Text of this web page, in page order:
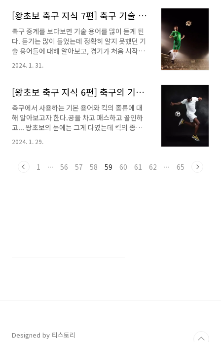
(Offside trap)오프사..
익? 한~~~~~동안 잊...잊지는 말고 그냥 묵혀둔
주식이라 생각하자! ㅎ 블로그는 12월 12일에 시
작했고, 애드센스는 1월 19일에 신청을 했다. 그
때 포스팅은 26개였다. 21일 정책위반 메일이 왔
고 23일 최종 승인 메일을 받았다. 결과가 2주~
한 달이 걸릴 수 있다고 해서 기다리자 했는데 이
애드센스 정책센터를 차근차근 ..
[왕초보 축구 지식 7편] 축구 기술 용어와 경기 시작, 재개 방법은?
축구 중계를 보다보면 기술 용어를 많이 듣게 된
다. 듣기는 많이 들었는데 정확히 알지 못했던 기
술 용어들에 대해 알아보고, 경기가 처음 시작될
에 대해서도 알아보자.[왕초보 축구 지식 7편] 축
작 및 재개될 때의 킥과 스로인- 킥 오프 (kick
off) - 골킥 (goal kick)- 코너킥 (corner kick)
- 스로인 (Throw in)축구 기술 용어- 리프팅
(Lifting) - 트래핑 (trapping)- 드리블
(dribble) - 헤딩 (heading)- 태클 (tackle) - 스
루 패스 (through pass)- 피드 패스 (feed
2024. 1. 31.
[왕초보 축구 지식 6편] 축구의 기본 용어와 다양한 킥의 종류
축구에서 사용하는 기본 용어와 킥의 종류에 대
해 알아보고자 한다.공을 차고 패스하고 골인하
고... 왕초보의 눈에는 그게 다였는데 킥의 종류가
무지에서 벗어나보자. Let's go! [왕초보 축구
축구의 기본 용어- 킥오프 (kick off)- 볼 인&아
2024. 1. 29.
1 ··· 56 57 58 59 60 61 62 ··· 65
Designed by 티스토리